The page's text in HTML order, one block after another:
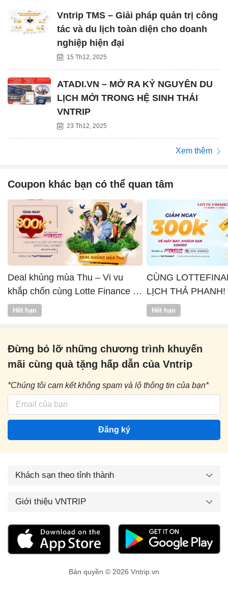
Vntrip TMS – Giải pháp quản trị công
tác và du lịch toàn diện cho doanh
nghiệp hiện đại
15 Th12, 2025
ATADI.VN – MỞ RA KỶ NGUYÊN DU
LỊCH MỚI TRONG HỆ SINH THÁI
VNTRIP
23 Th12, 2025
Xem thêm
Coupon khác bạn có thể quan tâm
Deal khủng mùa Thu – Vi vu
khắp chốn cùng Lotte Finance x
Vntrip
Hết hạn
CÙNG
LỊCH THẢ PHANH!
Hết hạn
Đừng bỏ lỡ những chương trình khuyến
mãi cùng quà tặng hấp dẫn của Vntrip
*Chúng tôi cam kết không spam và lộ thông tin của bạn*
Đăng ký
Khách sạn theo tỉnh thành
Giới thiệu VNTRIP
Bản quyền © 2026 Vntrip.vn